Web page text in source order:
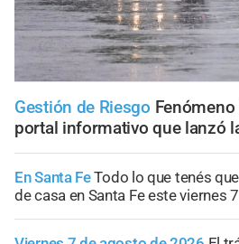
Gestión de Riesgo
portal informativo que lanzó
En Santa FeTodo lo que tenés
de casa en Santa Fe este viernes